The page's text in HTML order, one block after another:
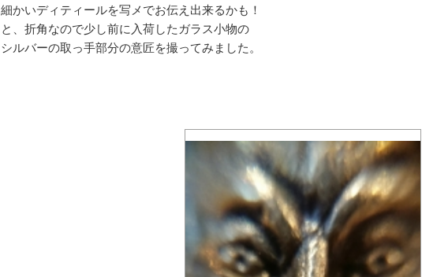
細かいディティールを写メでお伝え出来るかも！
と、折角なので少し前に入荷したガラス小物の
シルバーの取っ手部分の意匠を撮ってみました。